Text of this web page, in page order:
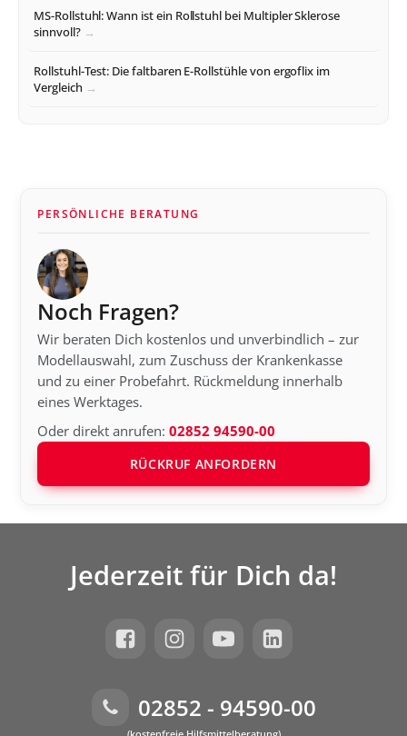
MS-Rollstuhl: Wann ist ein Rollstuhl bei Multipler Sklerose
sinnvoll?
Rollstuhl-Test: Die faltbaren E-Rollstühle von ergoflix im
Vergleich
PERSÖNLICHE BERATUNG
Noch Fragen?
Wir beraten Dich kostenlos und unverbindlich – zur
Modellauswahl, zum Zuschuss der Krankenkasse
und zu einer Probefahrt. Rückmeldung innerhalb
eines Werktages.
Oder direkt anrufen:02852 94590-00
RÜCKRUF ANFORDERN
Jederzeit für Dich da!
02852 - 94590-00